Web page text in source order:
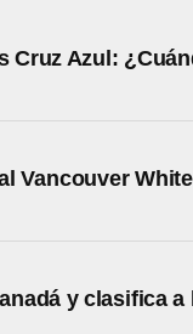
Cruz Azul:
Vancouver
y clasifica